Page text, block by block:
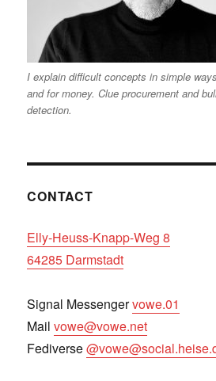
I explain difficult concepts in simple
and for money. Clue procurement and
detection.
CONTACT
Elly-Heuss-Knapp-Weg 8
64285 Darmstadt
Signal Messengervowe.01
Mailvowe@vowe.net
Fediverse